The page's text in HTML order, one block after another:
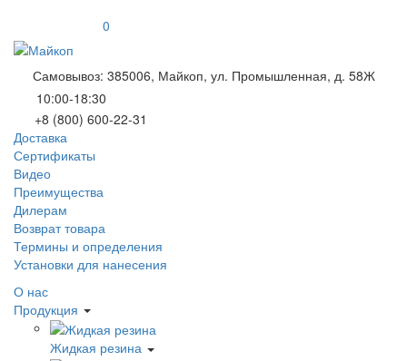
0
Самовывоз: 385006, Майкоп, ул. Промышленная, д. 58Ж
10:00-18:30
+8 (800) 600-22-31
Доставка
Сертификаты
Видео
Преимущества
Дилерам
Возврат товара
Термины и определения
Установки для нанесения
О нас
Продукция
Жидкая резина